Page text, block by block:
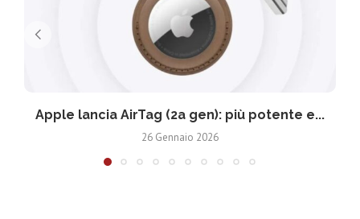
Apple lancia AirTag (2a gen): più potente e...
26 Gennaio 2026